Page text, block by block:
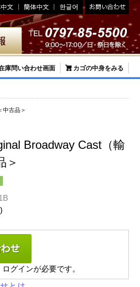
庫問い合わせ画面 カゴの中身をみる
古品＞
Broadway Cast（輸
＞
グインが必要です。